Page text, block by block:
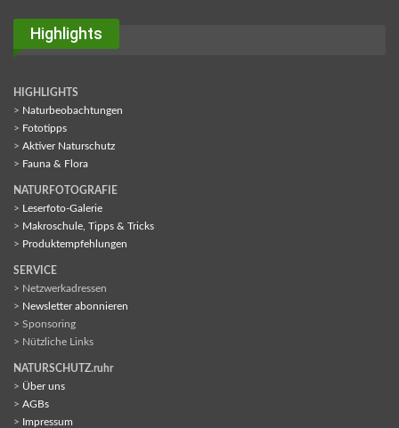
Highlights
HIGHLIGHTS
> Naturbeobachtungen
> Fototipps
> Aktiver Naturschutz
> Fauna & Flora
NATURFOTOGRAFIE
> Leserfoto-Galerie
> Makroschule, Tipps & Tricks
> Produktempfehlungen
SERVICE
> Netzwerkadressen
> Newsletter abonnieren
> Sponsoring
> Nützliche Links
NATURSCHUTZ.ruhr
> Über uns
> AGBs
> Impressum